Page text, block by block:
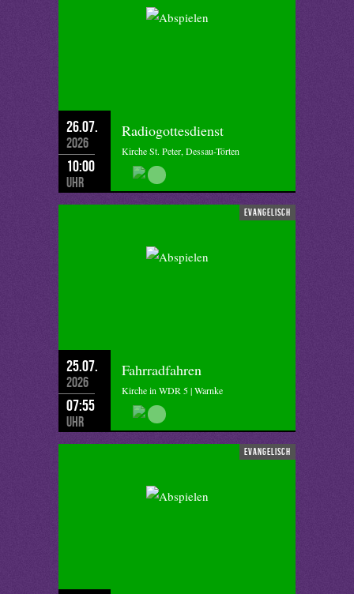
26.07.
2026
10:00
Uhr
Radiogottesdienst
Kirche St. Peter, Dessau-Törten
evangelisch
25.07.
2026
07:55
Uhr
Fahrradfahren
Kirche in WDR 5 | Warnke
evangelisch